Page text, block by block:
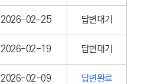
2026-02-25 답변대기
2026-02-19 답변대기
2026-02-09 답변완료